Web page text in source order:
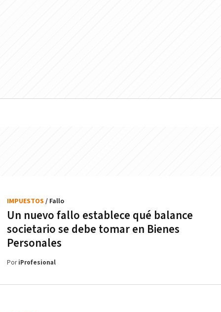
Un nuevo fallo establece qué balance
societario se debe tomar en Bienes
Personales
IMPUESTOS / Fallo
PoriProfesional